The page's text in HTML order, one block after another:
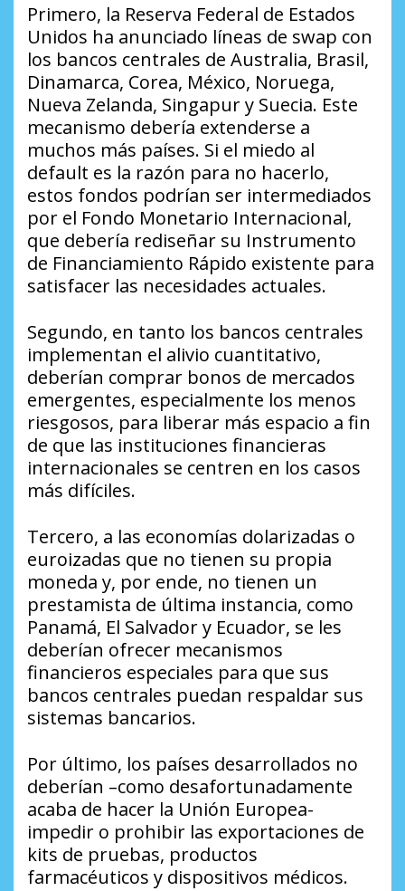
Primero, la Reserva Federal de Estados
Unidos ha anunciado líneas de swap con
los bancos centrales de Australia, Brasil,
Dinamarca, Corea, México, Noruega,
Nueva Zelanda, Singapur y Suecia. Este
mecanismo debería extenderse a
muchos más países. Si el miedo al
default es la razón para no hacerlo,
estos fondos podrían ser intermediados
por el Fondo Monetario Internacional,
que debería rediseñar su Instrumento
de Financiamiento Rápido existente para
satisfacer las necesidades actuales.
Segundo, en tanto los bancos centrales
implementan el alivio cuantitativo,
deberían comprar bonos de mercados
emergentes, especialmente los menos
riesgosos, para liberar más espacio a fin
de que las instituciones financieras
internacionales se centren en los casos
más difíciles.
Tercero, a las economías dolarizadas o
euroizadas que no tienen su propia
moneda y, por ende, no tienen un
prestamista de última instancia, como
Panamá, El Salvador y Ecuador, se les
deberían ofrecer mecanismos
financieros especiales para que sus
bancos centrales puedan respaldar sus
sistemas bancarios.
Por último, los países desarrollados no
deberían –como desafortunadamente
acaba de hacer la Unión Europea-
impedir o prohibir las exportaciones de
kits de pruebas, productos
farmacéuticos y dispositivos médicos.